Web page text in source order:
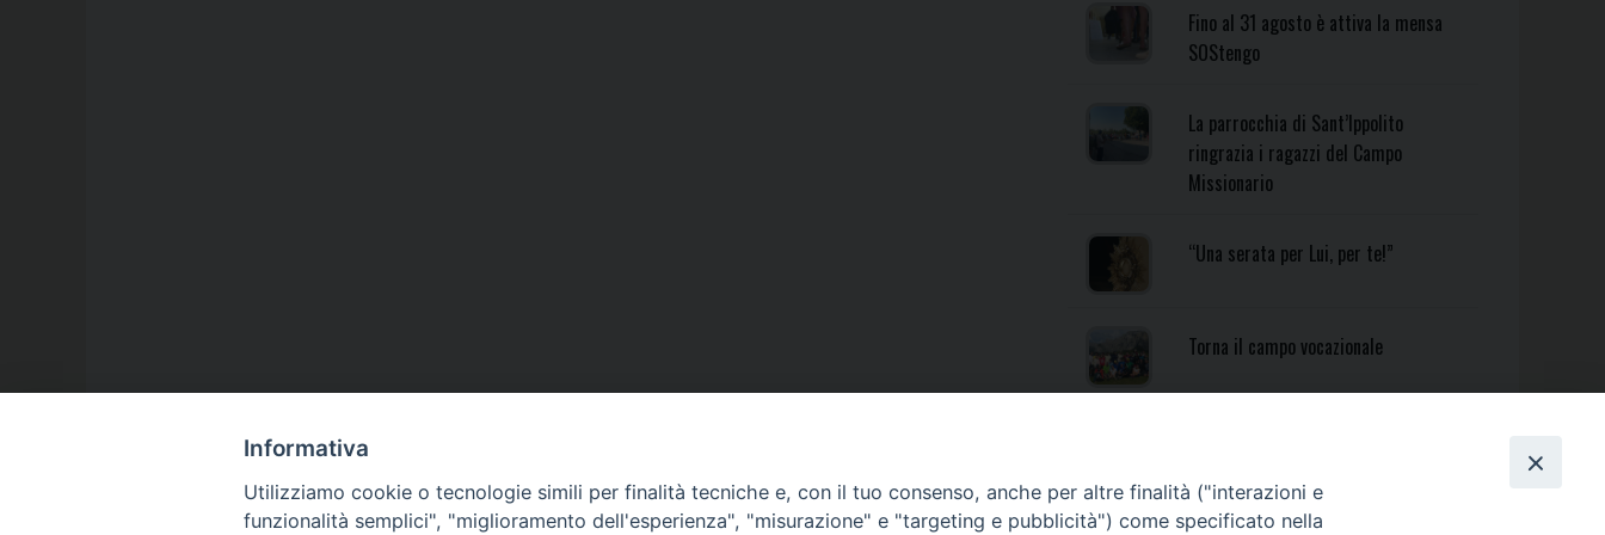
Fino al 31 agosto è attiva la mensa
SOStengo
La parrocchia di Sant’Ippolito
ringrazia i ragazzi del Campo
Missionario
“Una serata per Lui, per te!”
Torna il campo vocazionale
Informativa
Utilizziamo cookie o tecnologie simili per finalità tecniche e, con il tuo consenso, anche per altre finalità ("interazioni e
funzionalità semplici", "miglioramento dell'esperienza", "misurazione" e "targeting e pubblicità") come specificato nella